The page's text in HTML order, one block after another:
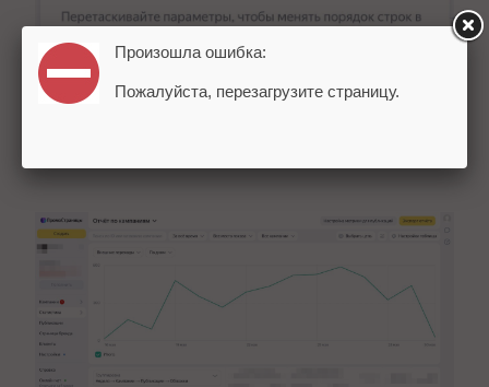
Произошла ошибка:
Пожалуйста, перезагрузите страницу.